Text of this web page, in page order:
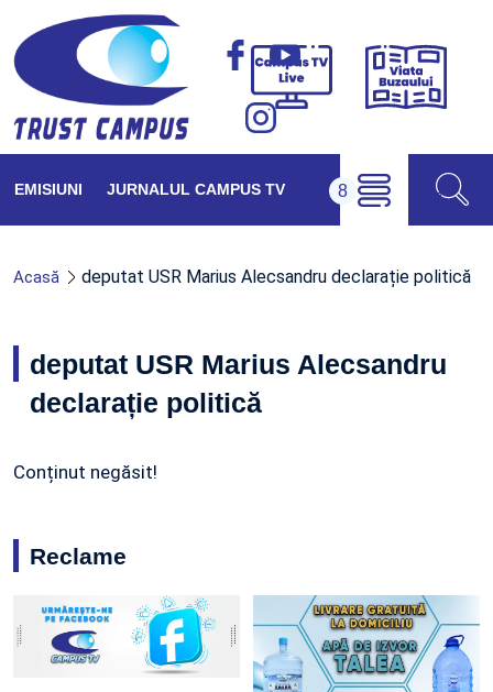
Campus
Viața
EMISIUNI JURNALUL CAMPUS TV
Acasă deputat USR Marius Alecsandru declarație politică
deputat USR Marius Alecsandru
declarație politică
Conținut negăsit!
Reclame